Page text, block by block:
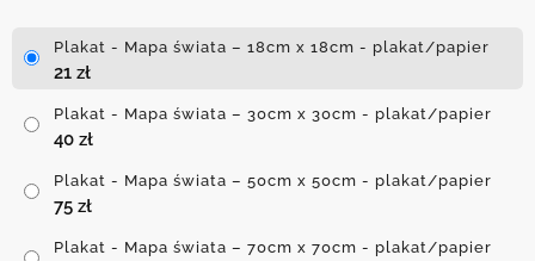
Plakat - Mapa świata – 18cm x 18cm - plakat/papier
21 zł
Plakat - Mapa świata – 30cm x 30cm - plakat/papier
40 zł
Plakat - Mapa świata – 50cm x 50cm - plakat/papier
75 zł
Plakat - Mapa świata – 70cm x 70cm - plakat/papier